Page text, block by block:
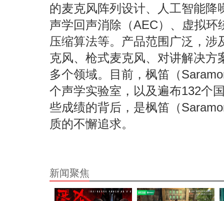
的麦克风阵列设计、人工智能降
声学回声消除（AEC）、虚拟
压缩算法等。产品范围广泛，
克风、枪式麦克风、对讲解决方
多个领域。目前，枫笛（
个声学实验室，以及遍布132个
些成绩的背后，是枫笛（
质的不懈追求。
新闻聚焦